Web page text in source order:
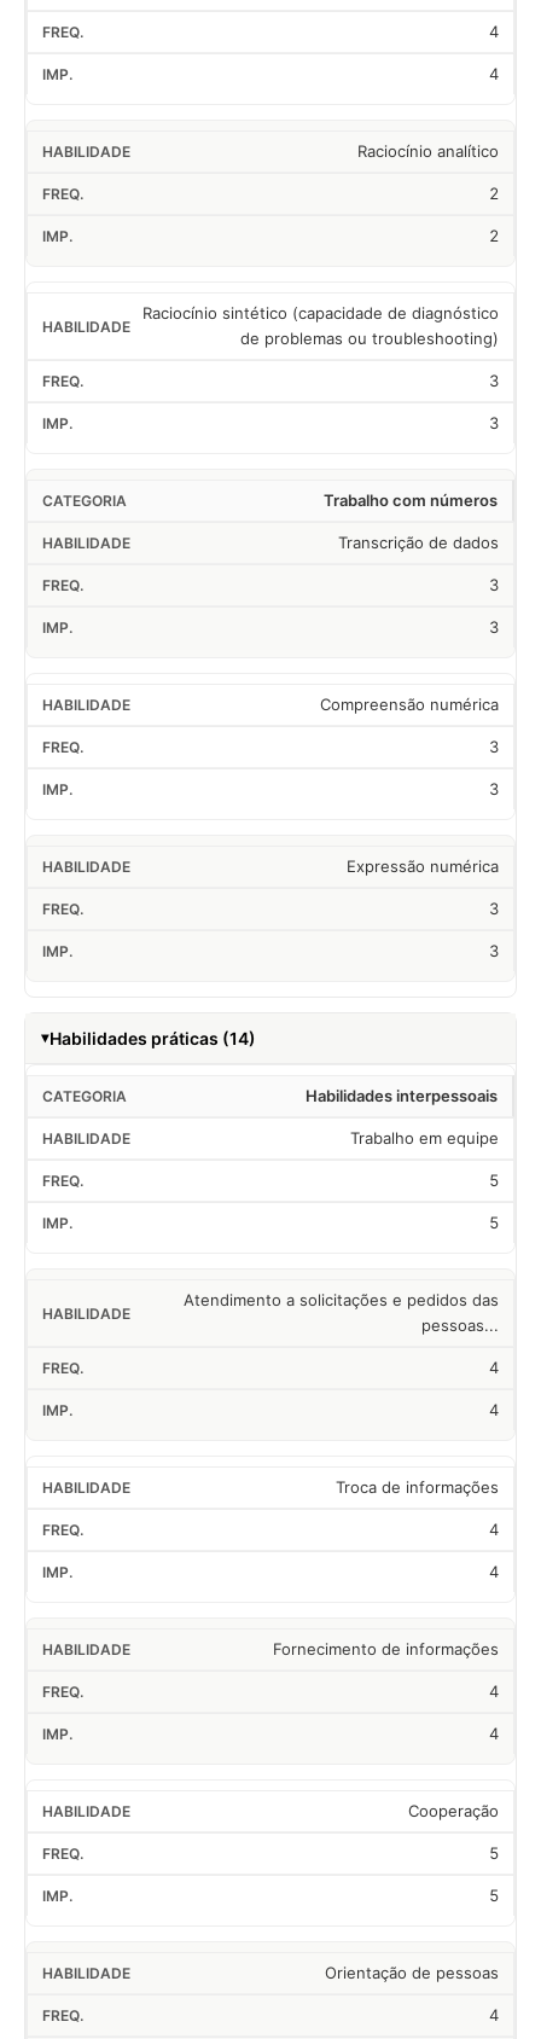
4
4
Raciocínio analítico
2
2
Raciocínio sintético (capacidade de diagnóstico
de problemas ou troubleshooting)
3
3
Trabalho com números
Transcrição de dados
3
3
Compreensão numérica
3
3
Expressão numérica
3
3
Habilidades práticas (14)
Habilidades interpessoais
Trabalho em equipe
5
5
Atendimento a solicitações e pedidos das
pessoas...
4
4
Troca de informações
4
4
Fornecimento de informações
4
4
Cooperação
5
5
Orientação de pessoas
4